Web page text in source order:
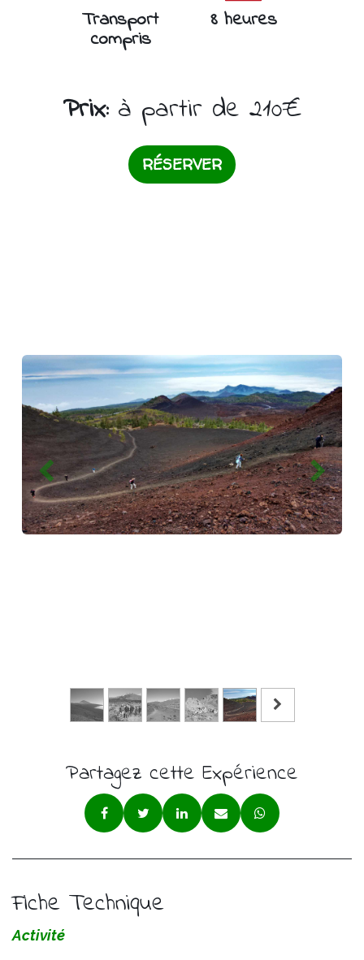
Transport
compris
8 heures
Prix:à partir de 210€
RÉSERVER
Partagez cette Expérience
Fiche Technique
Activité